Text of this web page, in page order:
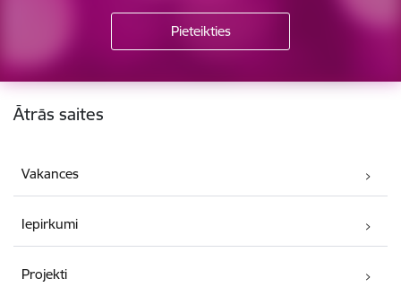
Kājene
Ātrās saites
Vakances
Iepirkumi
Projekti